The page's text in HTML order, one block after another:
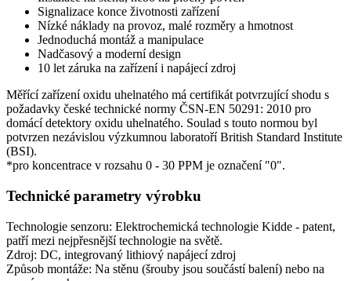
Signalizace konce životnosti zařízení
Nízké náklady na provoz, malé rozměry a hmotnost
Jednoduchá montáž a manipulace
Nadčasový a moderní design
10 let záruka na zařízení i napájecí zdroj
Měřící zařízení oxidu uhelnatého má certifikát potvrzující shodu s
požadavky české technické normy ČSN-EN 50291: 2010 pro
domácí detektory oxidu uhelnatého. Soulad s touto normou byl
potvrzen nezávislou výzkumnou laboratoří British Standard Institute
(BSI).
*pro koncentrace v rozsahu 0 - 30 PPM je označení "0".
Technické parametry výrobku
Technologie senzoru: Elektrochemická technologie Kidde - patent,
patří mezi nejpřesnější technologie na světě.
Zdroj: DC, integrovaný lithiový napájecí zdroj
Způsob montáže: Na stěnu (šrouby jsou součástí balení) nebo na